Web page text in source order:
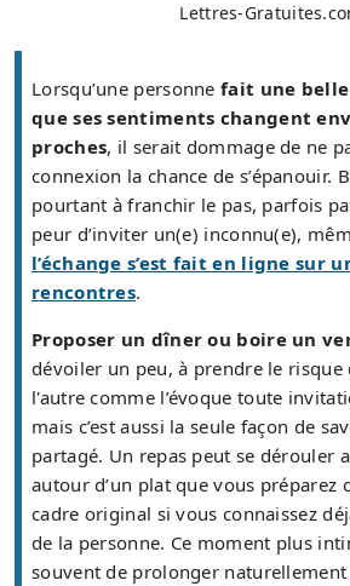
Lettres-
Lorsqu’une personne fait une
que ses sentiments changent
proches, il serait dommage de ne
connexion la chance de s’épanouir.
pourtant à franchir le pas, parfois
peur d’inviter un(e) inconnu(e),
l’échange s’est fait en ligne sur
rencontres.
Proposer un dîner ou boire un
dévoiler un peu, à prendre le risque
l'autre comme l’évoque toute
mais c’est aussi la seule façon de
partagé. Un repas peut se dérouler
autour d’un plat que vous préparez
cadre original si vous connaissez
de la personne. Ce moment plus
souvent de prolonger